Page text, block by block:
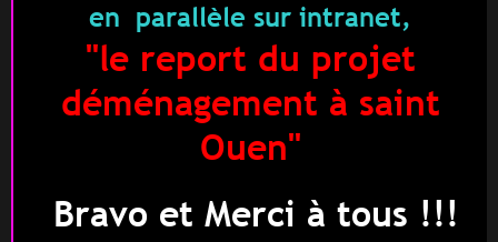
en parallèle sur intranet,
"le report du projet
déménagement à saint
Ouen"
Bravo et Merci à tous !!!